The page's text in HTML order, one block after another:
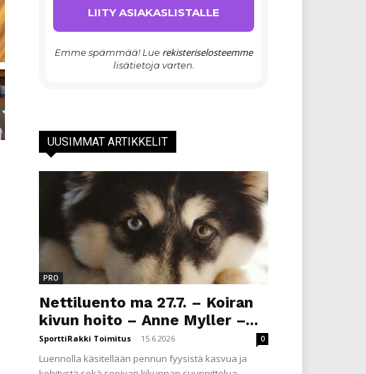
Emme spämmää! Lue rekisteriselosteemme
lisätietoja varten.
UUSIMMAT ARTIKKELIT
PRO
Nettiluento ma 27.7. – Koiran
kivun hoito – Anne Myller –...
SporttiRakki Toimitus - 15.6.2026 0
Luennolla käsitellään pennun fyysistä kasvua ja